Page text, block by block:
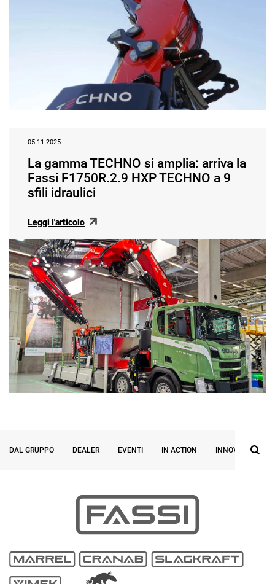
05-11-2025
La gamma TECHNO si amplia: arriva la
Fassi F1750R.2.9 HXP TECHNO a 9
sfili idraulici
Leggi l'articolo
DAL GRUPPO DEALER EVENTI IN ACTION INNOVAZIONE